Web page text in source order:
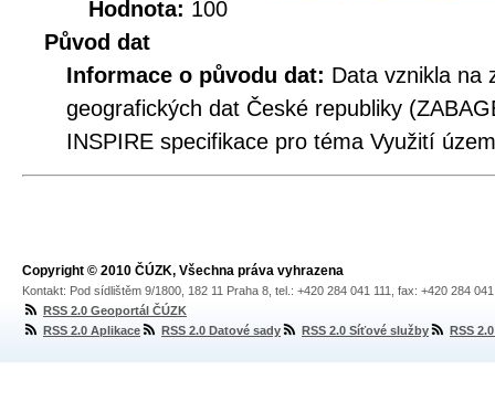
Hodnota: 100
Původ dat
Informace o původu dat: Data vznikla na
geografických dat České republiky
INSPIRE specifikace pro téma Využití
Copyright © 2010 ČÚZK, Všechna práva vyhrazena
Kontakt: Pod sídlištěm 9/1800, 182 11 Praha 8, tel.: +420 284 041 111, fax: +420 284
RSS 2.0 Geoportál ČÚZK
RSS 2.0 Aplikace
RSS 2.0 Datové sady RSS 2.0 Síťové služby RSS